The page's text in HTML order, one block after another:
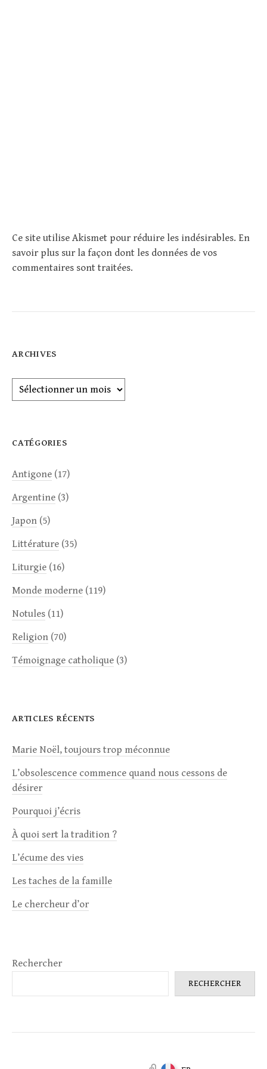
Ce site utilise Akismet pour réduire les indésirables. En
savoir plus sur la façon dont les données de vos
commentaires sont traitées.
ARCHIVES
Archives
CATÉGORIES
Antigone (17)
Argentine (3)
Japon (5)
Littérature (35)
Liturgie (16)
Monde moderne (119)
Notules (11)
Religion (70)
Témoignage catholique (3)
ARTICLES RÉCENTS
Marie Noël, toujours trop méconnue
L’obsolescence commence quand nous cessons de
désirer
Pourquoi j’écris
À quoi sert la tradition ?
L’écume des vies
Les taches de la famille
Le chercheur d’or
Rechercher
RECHERCHER